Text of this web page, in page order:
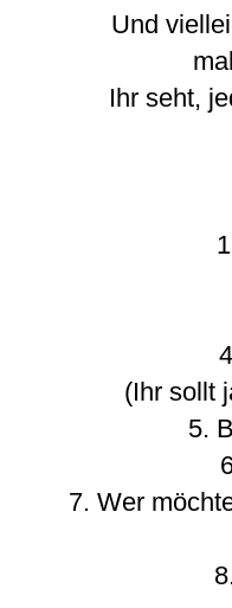
Und
Ihr seht,
(Ihr sollt
5.
7. Wer